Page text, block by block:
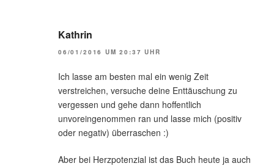
Kathrin
06/01/2016 UM 20:37 UHR
Ich lasse am besten mal ein wenig Zeit
verstreichen, versuche deine Enttäuschung zu
vergessen und gehe dann hoffentlich
unvoreingenommen ran und lasse mich (positiv
oder negativ) überraschen :)
Aber bei Herzpotenzial ist das Buch heute ja auch